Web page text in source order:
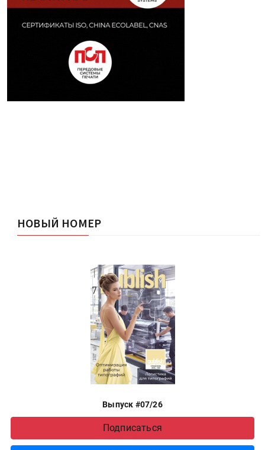
НОВЫЙ НОМЕР
Выпуск #07/26
Подписаться